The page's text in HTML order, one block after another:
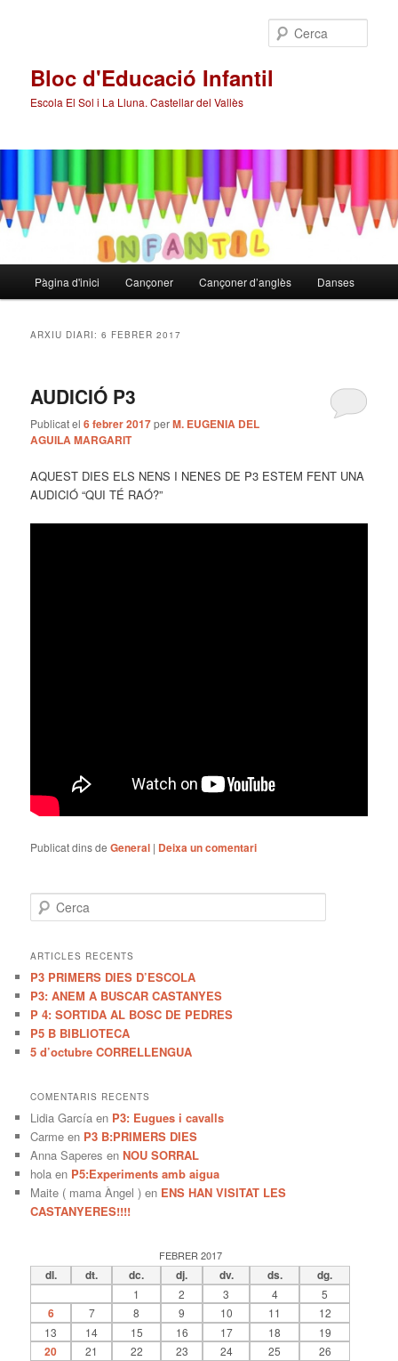
Bloc d'Educació Infantil
Escola El Sol i La Lluna. Castellar del Vallès
principal
Aneu
principal
Aneu
secundari
Pàgina d'inici Cançoner Cançoner d’anglès Danses
ARXIU DIARI:6 FEBRER 2017
AUDICIÓ P3
Publicat el6 febrer 2017perM. EUGENIA DEL
AGUILA MARGARIT
AQUEST DIES ELS NENS I NENES DE P3 ESTEM FENT UNA
AUDICIÓ “QUI TÉ RAÓ?”
Publicat dins de General | Deixa un comentari
e
c
ARTICLES RECENTS
P3 PRIMERS DIES D’ESCOLA
P3: ANEM A BUSCAR CASTANYES
P 4: SORTIDA AL BOSC DE PEDRES
P5 B BIBLIOTECA
5 d’octubre CORRELLENGUA
COMENTARIS RECENTS
Lidia García en P3: Eugues i cavalls
Carme en P3 B:PRIMERS DIES
Anna Saperes en NOU SORRAL
hola en P5:Experiments amb aigua
Maite ( mama Àngel ) en ENS HAN VISITAT LES
CASTANYERES!!!!
FEBRER 2017
dl. dt. dc. dj. dv. ds. dg.
1 2 3 4 5
6 7 8 9 10 11
12
13
14 15 16 17 18 19
20 21 22 23 24 25
26